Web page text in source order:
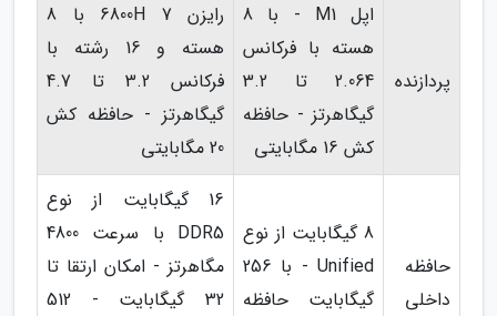
پردازنده
اپل M1 - با 8
هسته با فرکانس
2.064 تا 3.2
گیگاهرتز - حافظه
کش 16 مگابایتی
رایزن 7 6800H با 8
هسته و 16 رشته با
فرکانس 3.2 تا 4.7
گیگاهرتز - حافظه کش
20 مگابایتی
حافظه
داخلی
8 گیگابایت از نوع
Unified - با 256
گیگابایت حافظه
16 گیگابایت از نوع
DDR5 با سرعت 4800
مگاهرتز - امکان ارتقا تا
32 گیگابایت - 512